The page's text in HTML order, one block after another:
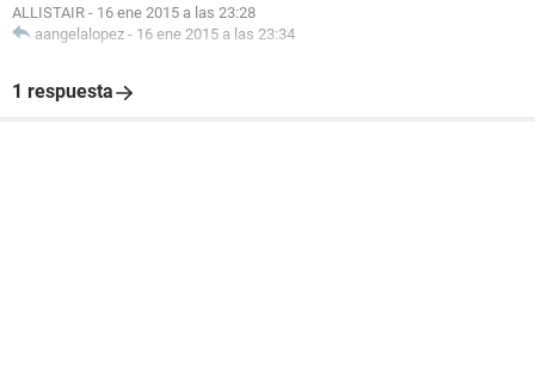
ALLISTAIR - 16 ene 2015 a las 23:28
aangelalopez - 16 ene 2015 a las 23:34
1 respuesta